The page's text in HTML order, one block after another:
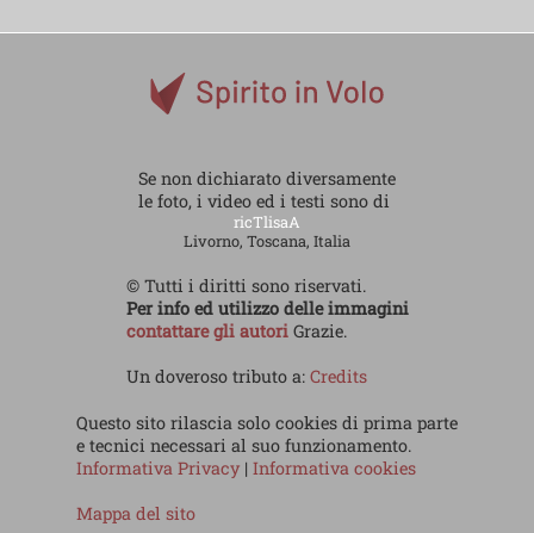
Se non dichiarato diversamente
le foto, i video ed i testi sono di
ricTlisaA
Livorno, Toscana, Italia
© Tutti i diritti sono riservati.
Per info ed utilizzo delle immagini
contattare gli autoriGrazie.
Un doveroso tributo a: Credits
Questo sito rilascia solo cookies di prima parte
e tecnici necessari al suo funzionamento.
Informativa Privacy | Informativa cookies
Mappa del sito